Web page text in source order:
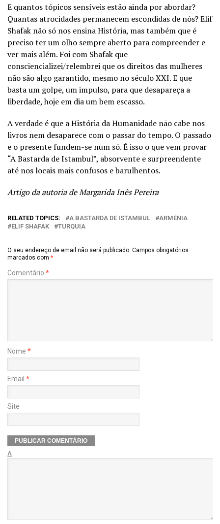
E quantos tópicos sensíveis estão ainda por abordar?
Quantas atrocidades permanecem escondidas de nós? Elif
Shafak não só nos ensina História, mas também que é
preciso ter um olho sempre aberto para compreender e
ver mais além. Foi com Shafak que
consciencializei/relembrei que os direitos das mulheres
não são algo garantido, mesmo no século XXI. E que
basta um golpe, um impulso, para que desapareça a
liberdade, hoje em dia um bem escasso.
A verdade é que a História da Humanidade não cabe nos
livros nem desaparece com o passar do tempo. O passado
e o presente fundem-se num só. É isso o que vem provar
“A Bastarda de Istambul”, absorvente e surpreendente
até nos locais mais confusos e barulhentos.
Artigo da autoria de Margarida Inês Pereira
RELATED TOPICS: A BASTARDA DE ISTAMBUL
ARMÉNIA
ELIF SHAFAK
TURQUIA
O seu endereço de email não será publicado. Campos obrigatórios
marcados com *
Comentário *
Nome *
Email *
Site
Δ